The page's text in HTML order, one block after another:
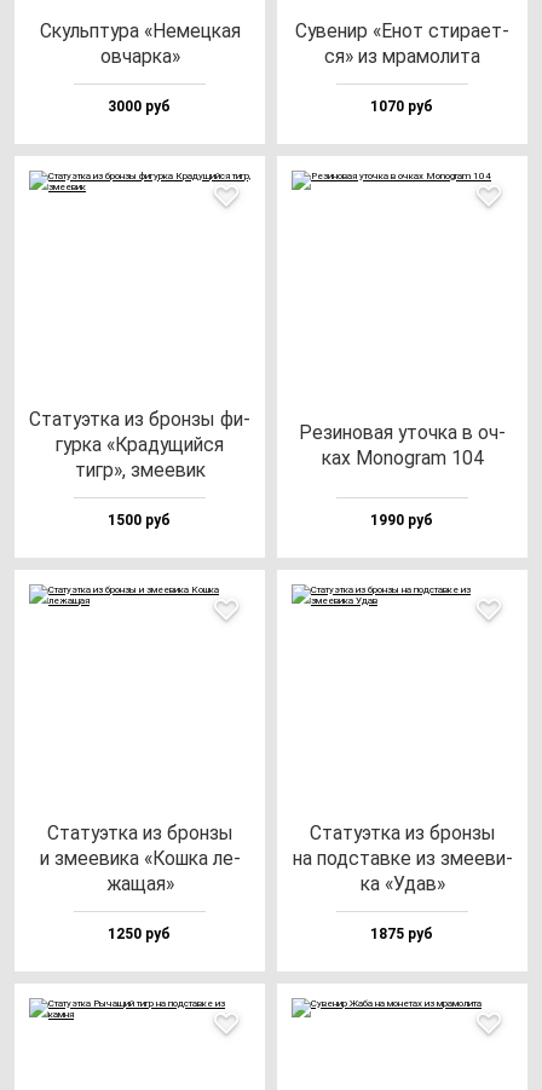
Скуль­пту­ра «Немец­кая
ов­чар­ка»
3000 руб
Суве­нир «Енот сти­ра­ет­
ся» из мра­мо­ли­та
1070 руб
Ста­ту­эт­ка из брон­зы фи­
гур­ка «Кра­ду­щий­ся
тигр», зме­евик
1500 руб
Рези­но­вая уточ­ка в оч­
ках Monog­ram 104
1990 руб
Ста­ту­эт­ка из брон­зы
и зме­еви­ка «Кош­ка ле­
жа­щая»
1250 руб
Ста­ту­эт­ка из брон­зы
на под­став­ке из зме­еви­
ка «Удав»
1875 руб